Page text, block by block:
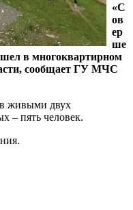
«С
ов
ер
ше
в многоквартирном
сообщает ГУ МЧС
живыми двух
– пять человек.